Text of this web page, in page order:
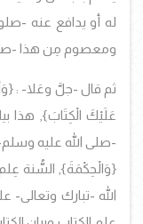
له أو يدافع عنه -
ومعصوم مِن هذا -
ثم قال -جلَّ وعَلا- : {
عَلَيْكَ الْكِتَابَ}, هذا
-صلى الله عليه
{وَالْحِكْمَةَ}, السُّنة عِلم
الله -تبارك وتعالى-